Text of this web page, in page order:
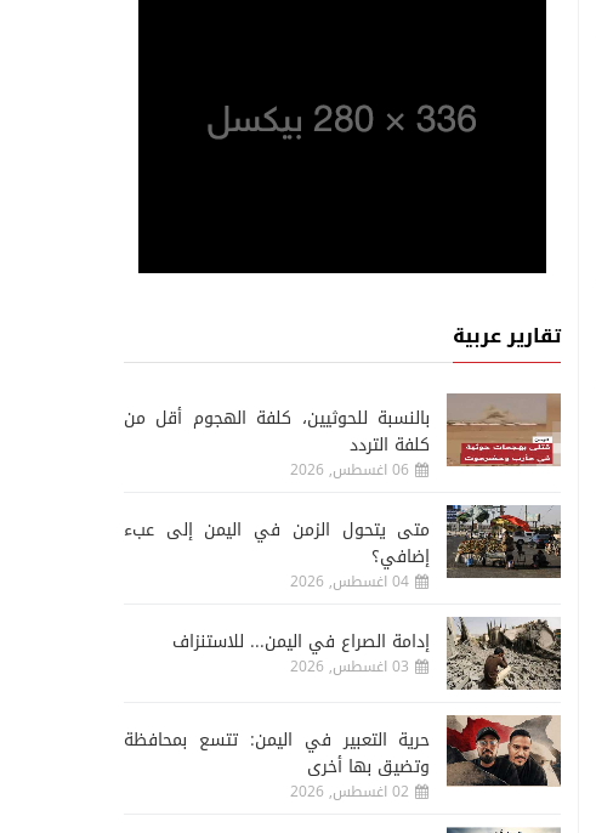
تقارير عربية
‏بالنسبة للحوثيين، كلفة الهجوم أقل من
كلفة التردد
06 اغسطس, 2026
متى يتحول الزمن في اليمن إلى عبء
إضافي؟
04 اغسطس, 2026
إدامة الصراع في اليمن... للاستنزاف
03 اغسطس, 2026
حرية التعبير في اليمن: تتسع بمحافظة
وتضيق بها أخرى
02 اغسطس, 2026